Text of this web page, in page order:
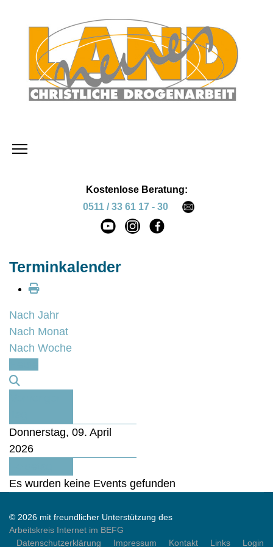
Kostenlose Beratung:
0511 / 33 61 17 - 30
Terminkalender
Nach Jahr
Nach Monat
Nach Woche
Donnerstag, 09. April
2026
Es wurden keine Events gefunden
© 2026 mit freundlicher Unterstützung des
Arbeitskreis Internet im BEFG
Datenschutzerklärung
Impressum Kontakt Links Login